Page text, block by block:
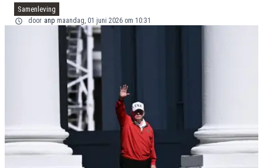
Samenleving
door anp maandag, 01 juni 2026 om 10:31